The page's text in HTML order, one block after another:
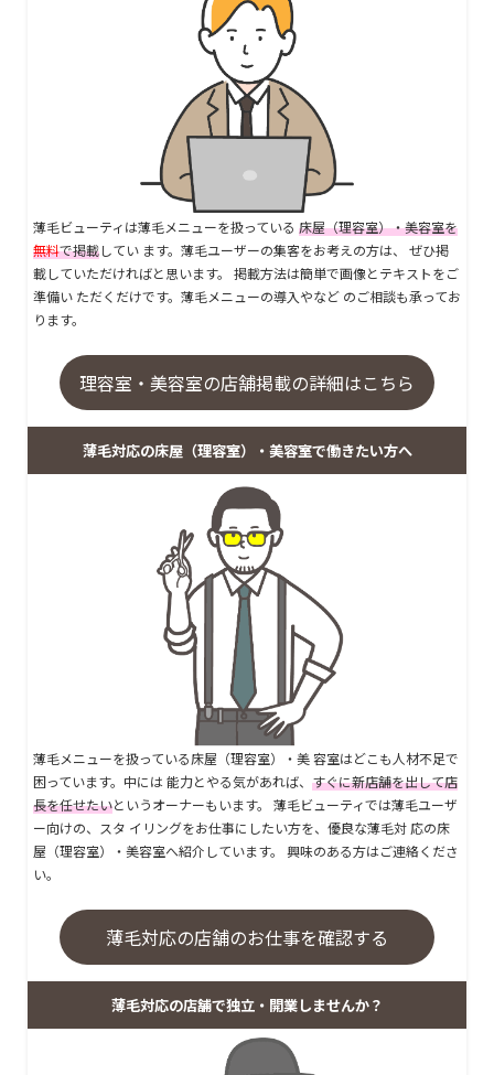
薄毛ビューティは薄毛メニューを扱っている 床屋（理容室）・美容室を
無料で掲載してい ます。薄毛ユーザーの集客をお考えの方は、 ぜひ掲
載していただければと思います。 掲載方法は簡単で画像とテキストをご
準備い ただくだけです。薄毛メニューの導入やなど のご相談も承ってお
ります。
理容室・美容室の店舗掲載の詳細はこちら
薄毛対応の床屋（理容室）・美容室で働きたい方へ
薄毛メニューを扱っている床屋（理容室）・美 容室はどこも人材不足で
困っています。中には 能力とやる気があれば、 すぐに新店舗を出して店
長を任せたいというオーナーもいます。 薄毛ビューティでは薄毛ユーザ
ー向けの、スタ イリングをお仕事にしたい方を、優良な薄毛対 応の床
屋（理容室）・美容室へ紹介しています。 興味のある方はご連絡くださ
い。
薄毛対応の店舗のお仕事を確認する
薄毛対応の店舗で独立・開業しませんか？